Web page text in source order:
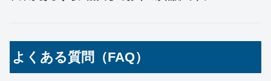
よくある質問（FAQ）